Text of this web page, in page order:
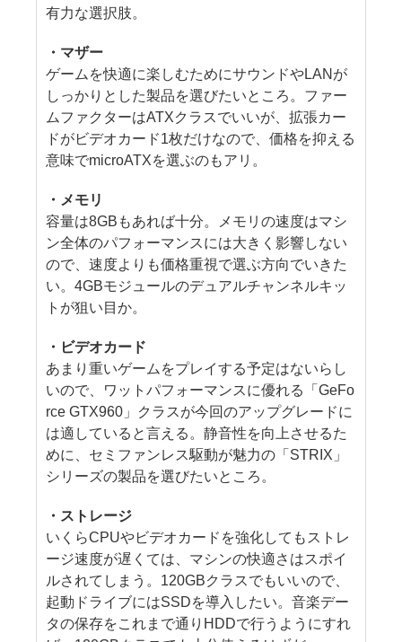
有力な選択肢。
・マザー
ゲームを快適に楽しむためにサウンドやLANが
しっかりとした製品を選びたいところ。ファー
ムファクターはATXクラスでいいが、拡張カー
ドがビデオカード1枚だけなので、価格を抑える
意味でmicroATXを選ぶのもアリ。
・メモリ
容量は8GBもあれば十分。メモリの速度はマシ
ン全体のパフォーマンスには大きく影響しない
ので、速度よりも価格重視で選ぶ方向でいきた
い。4GBモジュールのデュアルチャンネルキッ
トが狙い目か。
・ビデオカード
あまり重いゲームをプレイする予定はないらし
いので、ワットパフォーマンスに優れる「GeFo
rce GTX960」クラスが今回のアップグレードに
は適していると言える。静音性を向上させるた
めに、セミファンレス駆動が魅力の「STRIX」
シリーズの製品を選びたいところ。
・ストレージ
いくらCPUやビデオカードを強化してもストレ
ージ速度が遅くては、マシンの快適さはスポイ
ルされてしまう。120GBクラスでもいいので、
起動ドライブにはSSDを導入したい。音楽デー
タの保存をこれまで通りHDDで行うようにすれ